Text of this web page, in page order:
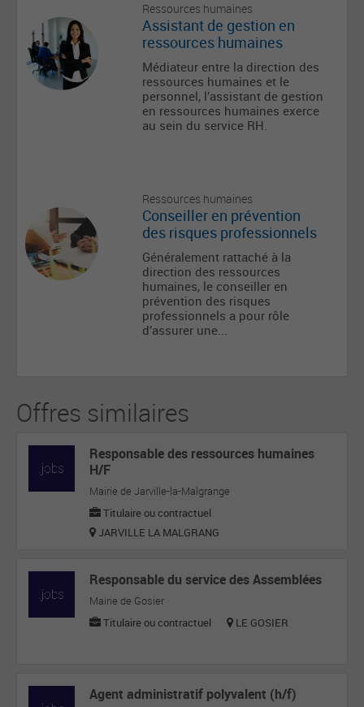
Ressources humaines
Assistant de gestion en
ressources humaines
Médiateur entre la direction des
ressources humaines et le
personnel, l’assistant de gestion
en ressources humaines exerce
au sein du service RH.
Ressources humaines
Conseiller en prévention
des risques professionnels
Généralement rattaché à la
direction des ressources
humaines, le conseiller en
prévention des risques
professionnels a pour rôle
d’assurer une...
Offres similaires
Responsable des ressources humaines
H/F
Mairie de Jarville-la-Malgrange
Titulaire ou contractuel
JARVILLE LA MALGRANG
Responsable du service des Assemblées
Mairie de Gosier
Titulaire ou contractuel
LE GOSIER
Agent administratif polyvalent (h/f)